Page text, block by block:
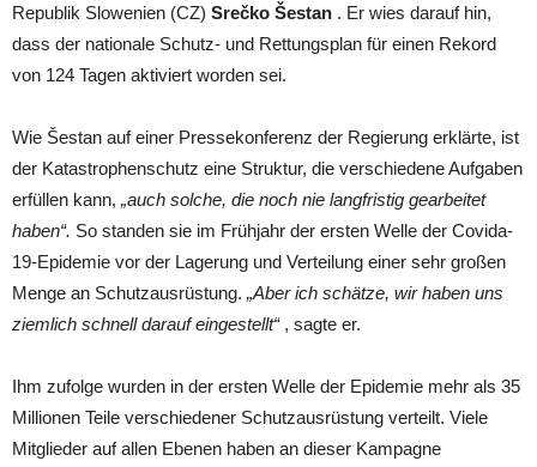
Republik Slowenien (CZ) Srečko Šestan . Er wies darauf hin,
dass der nationale Schutz- und Rettungsplan für einen Rekord
von 124 Tagen aktiviert worden sei.
Wie Šestan auf einer Pressekonferenz der Regierung erklärte, ist
der Katastrophenschutz eine Struktur, die verschiedene Aufgaben
erfüllen kann, „auch solche, die noch nie langfristig gearbeitet
haben“. So standen sie im Frühjahr der ersten Welle der Covida-
19-Epidemie vor der Lagerung und Verteilung einer sehr großen
Menge an Schutzausrüstung. „Aber ich schätze, wir haben uns
ziemlich schnell darauf eingestellt“, sagte er.
Ihm zufolge wurden in der ersten Welle der Epidemie mehr als 35
Millionen Teile verschiedener Schutzausrüstung verteilt. Viele
Mitglieder auf allen Ebenen haben an dieser Kampagne